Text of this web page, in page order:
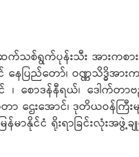
က်သစ်ရွက်ပုန်းသီး အားကစာ
ြည်တော်၊ ဝဏ္ဏသိဒ္ဓိအားက
၊ စောဒန်နီရယ်၊ ဒေါက်တာဗ
ဌေးအောင်၊ ဒုတိယဝန်ကြီးမ
န်မာနိုင်ငံ ရိုးရာခြင်းလုံးအဖွဲ့